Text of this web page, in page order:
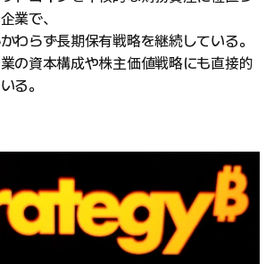
業で、
わらず長期保有戦略を継続している。
の資本構成や株主価値戦略にも直接的
る。